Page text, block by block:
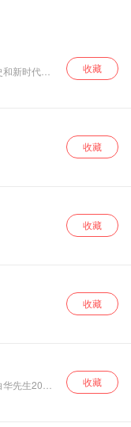
新时代发
收藏
收藏
收藏
收藏
先生20世
包括《美
、《形上
收藏